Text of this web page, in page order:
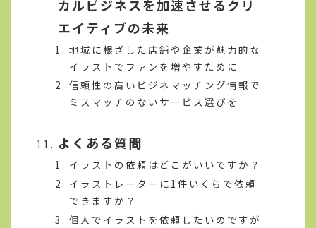
カルビジネスを加速させるクリ
エイティブの未来
地域に根ざした店舗や企業が魅力的な
イラストでファンを増やすために
信頼性の高いビジネマッチング情報で
ミスマッチのないサービス選びを
よくある質問
イラストの依頼はどこがいいですか？
イラストレーターに1件いくらで依頼
できますか？
個人でイラストを依頼したいのですが